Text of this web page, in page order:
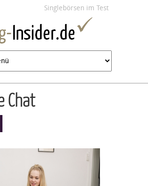
Jump to navigationSinglebörsen im Test
Chat